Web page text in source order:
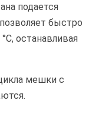
подается
быстро
останавливая
мешки с